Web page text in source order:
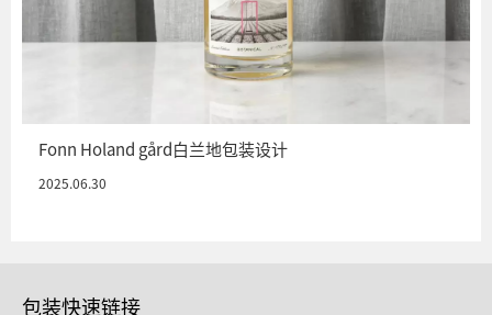
Fonn Holand gård白兰地包装设计
2025.06.30
包装快速链接